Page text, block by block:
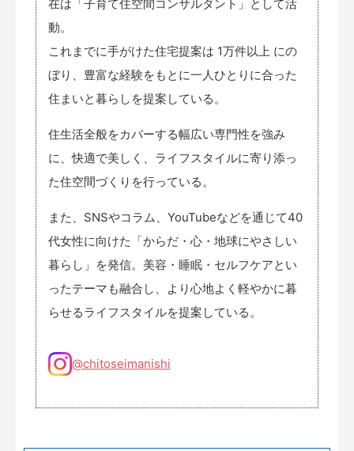
在は「子育て住空間コンサルタント」として活
動。
これまでに手がけた住宅提案は 1万件以上 にの
ぼり、豊富な経験をもとに一人ひとりに合った
住まいと暮らしを提案している。
住生活全般をカバーする幅広い専門性を強み
に、快適で美しく、ライフスタイルに寄り添っ
た住空間づくりを行っている。
また、SNSやコラム、YouTubeなどを通じて40
代女性に向けた「からだ・心・地球にやさしい
暮らし」を発信。美容・睡眠・セルフケアとい
ったテーマも融合し、より心地よく軽やかに暮
らせるライフスタイルを提案している。
@chitoseimanishi